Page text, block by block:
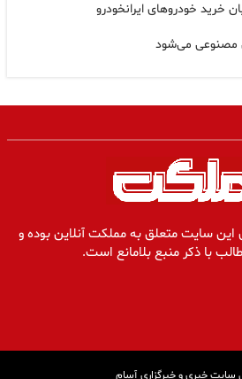
مصنوعی می‌شود
سایت متعلق به مملکت آنلاین بوده و
با ذکر منبع بلامانع است.
سایت خبری و خبرگزاری آسام